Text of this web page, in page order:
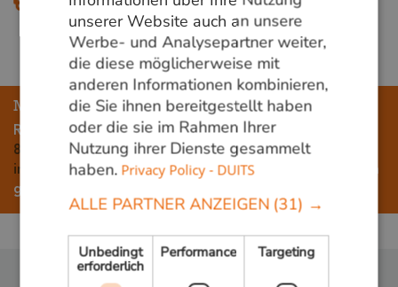
Mehr erfahren?
Rufen Sie uns an unter der Telefonnummer
820000
oder schreiben Sie eine E-Mail an
info@vandenberghardhout.nlWir beliefern ausschließlich
gewerbliche Kunden.
unserer Website auch an unsere
Werbe- und Analysepartner weiter,
die diese möglicherweise mit
anderen Informationen kombinieren,
die Sie ihnen bereitgestellt haben
oder die sie im Rahmen Ihrer
Nutzung ihrer Dienste gesammelt
haben. Privacy Policy - DUITS
ALLE PARTNER ANZEIGEN (31) →
Unbedingt
erforderlich
Performance Targeting